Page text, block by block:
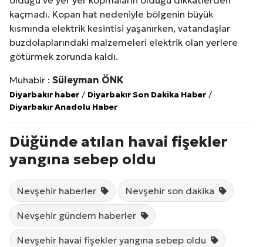
kaçmadı. Kopan hat nedeniyle bölgenin büyük
kısmında elektrik kesintisi yaşanırken, vatandaşlar
buzdolaplarındaki malzemeleri elektrik olan yerlere
götürmek zorunda kaldı.
Muhabir : Süleyman ÖNK
Diyarbakır haber / Diyarbakır Son Dakika Haber /
Diyarbakır Anadolu Haber
Düğünde atılan havai fişekler
yangına sebep oldu
Nevşehir haberler Nevşehir son dakika
Nevşehir gündem haberler
Nevşehir havai fişekler yangına sebep oldu